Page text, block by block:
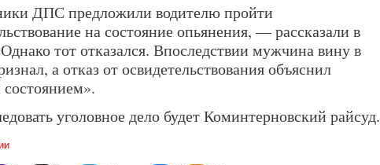
ДПС предложили водителю пройти
на состояние опьянения, — рассказали в
тот отказался. Впоследствии мужчина вину в
а отказ от освидетельствования объяснил
уголовное дело будет Коминтерновский райсуд.